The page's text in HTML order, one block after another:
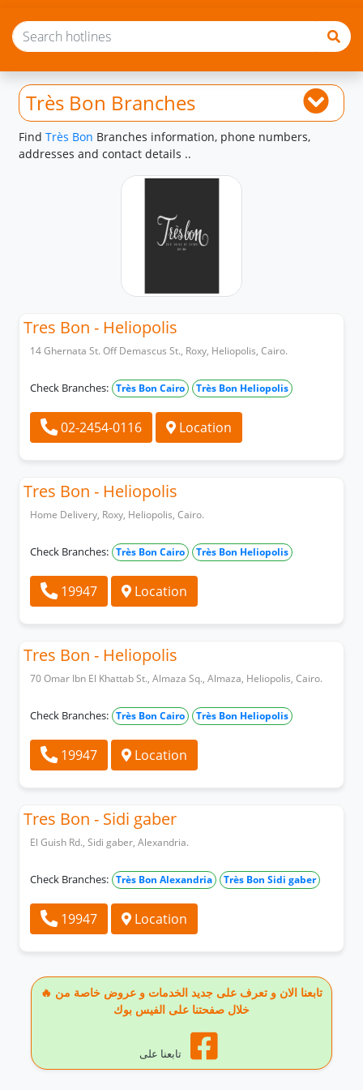
Très Bon Branches
Find Très Bon Branches information, phone numbers,
addresses and contact details ..
Tres Bon - Heliopolis
14 Ghernata St. Off Demascus St., Roxy, Heliopolis, Cairo.
Check Branches: Très Bon Cairo Très Bon Heliopolis
02-2454-0116 Location
Tres Bon - Heliopolis
Home Delivery, Roxy, Heliopolis, Cairo.
Check Branches: Très Bon Cairo Très Bon Heliopolis
19947 Location
Tres Bon - Heliopolis
70 Omar Ibn El Khattab St., Almaza Sq., Almaza, Heliopolis, Cairo.
Check Branches: Très Bon Cairo Très Bon Heliopolis
19947 Location
Tres Bon - Sidi gaber
El Guish Rd., Sidi gaber, Alexandria.
Check Branches: Très Bon Alexandria Très Bon Sidi gaber
19947 Location
🔥 تابعنا الان و تعرف على جديد الخدمات و عروض خاصة من
خلال صفحتنا على الفيس بوك
تابعنا على